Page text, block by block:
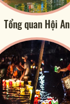
Tổng quan Hội An